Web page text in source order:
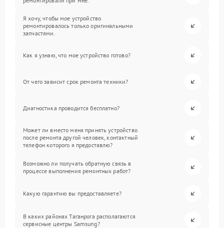
Я хочу, чтобы мое устройство
ремонтировалось только оригинальными
запчастями.
Как я узнаю, что мое устройство готово?
От чего зависит срок ремонта техники?
Диагностика проводится бесплатно?
Может ли вместо меня принять устройство
после ремонта другой человек, контактный
телефон которого я предоставлю?
Возможно ли получать обратную связь в
процессе выполнения ремонтных работ?
Какую гарантию вы предоставляете?
В каких районах Таганрога располагаются
сервисные центры Samsung?